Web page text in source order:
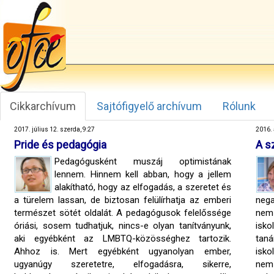
Cikkarchívum Sajtófigyelő archívum Rólunk
2017. július 12. szerda, 9:27
Pride és pedagógia
Pedagógusként muszáj optimistának
lennem. Hinnem kell abban, hogy a jellem
alakítható, hogy az elfogadás, a szeretet és
a türelem lassan, de biztosan felülírhatja az emberi
természet sötét oldalát. A pedagógusok felelőssége
óriási, sosem tudhatjuk, nincs-e olyan tanítványunk,
aki egyébként az LMBTQ-közösséghez tartozik.
Ahhoz is. Mert egyébként ugyanolyan ember,
ugyanúgy szeretetre, elfogadásra, sikerre,
2016.
A